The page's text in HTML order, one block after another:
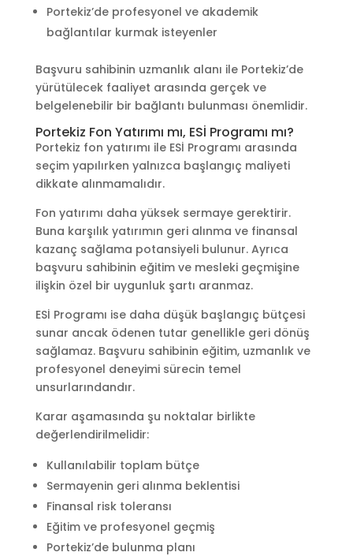
Portekiz’de profesyonel ve akademik
bağlantılar kurmak isteyenler
Başvuru sahibinin uzmanlık alanı ile Portekiz’de
yürütülecek faaliyet arasında gerçek ve
belgelenebilir bir bağlantı bulunması önemlidir.
Portekiz Fon Yatırımı mı, ESİ Programı mı?
Portekiz fon yatırımı ile ESİ Programı arasında
seçim yapılırken yalnızca başlangıç maliyeti
dikkate alınmamalıdır.
Fon yatırımı daha yüksek sermaye gerektirir.
Buna karşılık yatırımın geri alınma ve finansal
kazanç sağlama potansiyeli bulunur. Ayrıca
başvuru sahibinin eğitim ve mesleki geçmişine
ilişkin özel bir uygunluk şartı aranmaz.
ESİ Programı ise daha düşük başlangıç bütçesi
sunar ancak ödenen tutar genellikle geri dönüş
sağlamaz. Başvuru sahibinin eğitim, uzmanlık ve
profesyonel deneyimi sürecin temel
unsurlarındandır.
Karar aşamasında şu noktalar birlikte
değerlendirilmelidir:
Kullanılabilir toplam bütçe
Sermayenin geri alınma beklentisi
Finansal risk toleransı
Eğitim ve profesyonel geçmiş
Portekiz’de bulunma planı